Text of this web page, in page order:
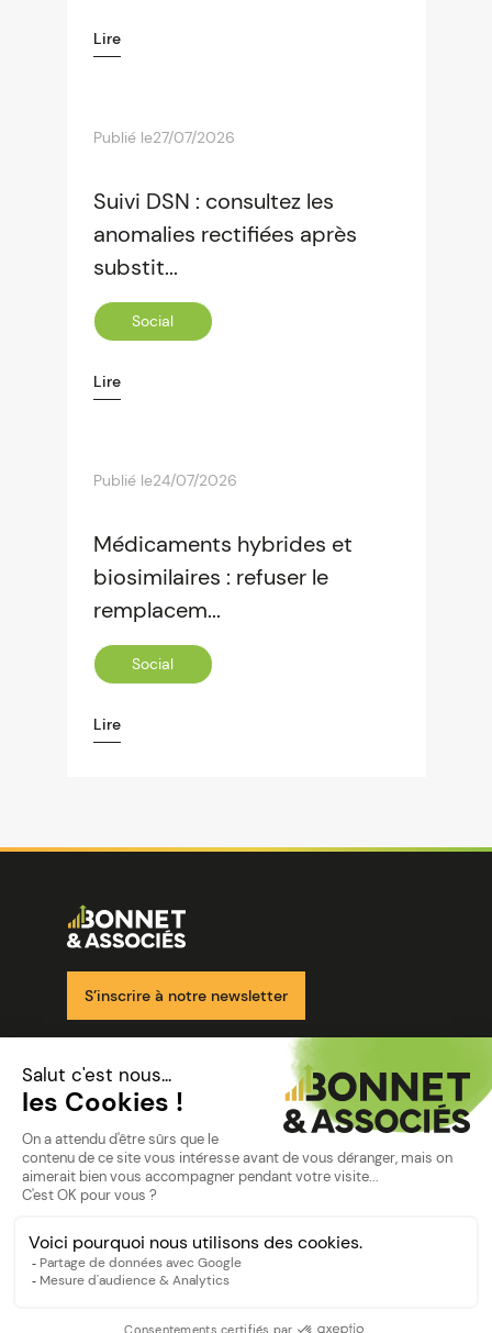
Lire
Publié le27/07/2026
Suivi DSN : consultez les
anomalies rectifiées après
substit...
Social
Lire
Publié le24/07/2026
Médicaments hybrides et
biosimilaires : refuser le
remplacem...
Social
Lire
Image
S’inscrire à notre newsletter
Nos solutions
Nos cabinets
Mon espace client
Politique de confidentialité
©Bonnet2023